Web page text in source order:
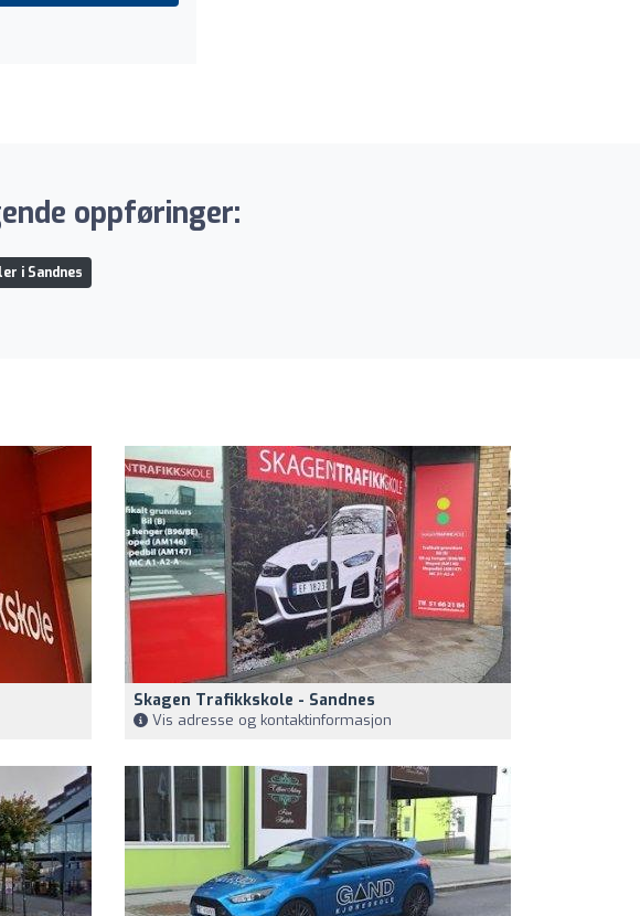
oppføringer:
i Sandnes
Skagen Trafikkskole - Sandnes
Vis adresse og kontaktinformasjon